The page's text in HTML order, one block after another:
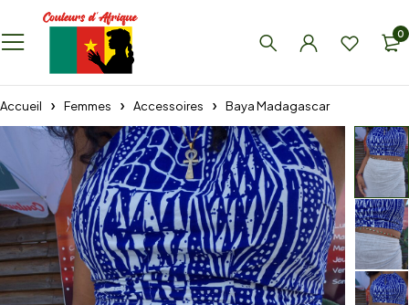
0
Accueil Femmes Accessoires Baya Madagascar